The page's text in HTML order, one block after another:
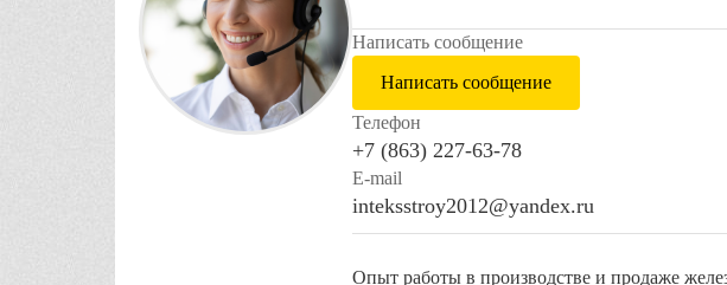
Написать сообщение
Написать сообщение
Телефон
+7 (863) 227-63-78
E-mail
inteksstroy2012@yandex.ru
Опыт работы в производстве и продаже